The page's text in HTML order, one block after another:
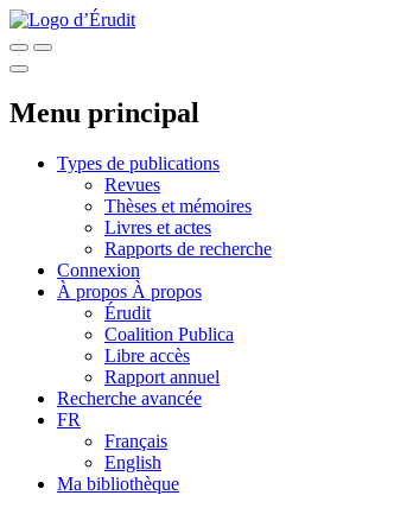
Menu principal
Types de publications
Revues
Thèses et mémoires
Livres et actes
Rapports de recherche
Connexion
À propos À propos
Érudit
Coalition Publica
Libre accès
Rapport annuel
Recherche avancée
FR
Français
English
Ma bibliothèque